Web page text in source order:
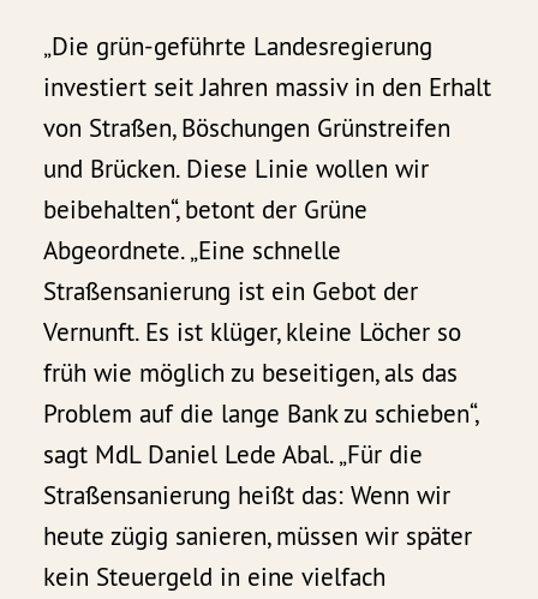
„Die grün-geführte Landesregierung
investiert seit Jahren massiv in den Erhalt
von Straßen, Böschungen Grünstreifen
und Brücken. Diese Linie wollen wir
beibehalten“, betont der Grüne
Abgeordnete. „Eine schnelle
Straßensanierung ist ein Gebot der
Vernunft. Es ist klüger, kleine Löcher so
früh wie möglich zu beseitigen, als das
Problem auf die lange Bank zu schieben“,
sagt MdL Daniel Lede Abal. „Für die
Straßensanierung heißt das: Wenn wir
heute zügig sanieren, müssen wir später
kein Steuergeld in eine vielfach